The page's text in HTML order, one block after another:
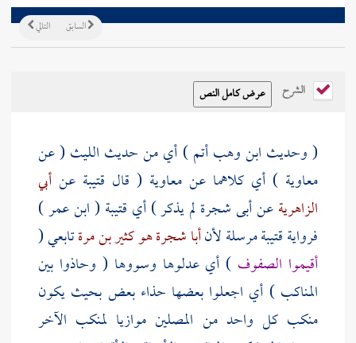
التالي السابق
الشرح
( وحديث ابن وهبأتم ) أي من حديث الليث ( عن
معاوية) أي كلاهما عن معاوية ( قال قتيبة عن أبي
الزاهريةعنأبى شجرة لم يذكر ) أي قتيبة (ابن عمر)
فروايةقتيبةمرسلة لأنأبا شجرة هو كثير بن مرةتابعي (
أقيموا الصفوف ) أي عدلوها وسووها ( وحاذوا بين
المناكب ) أي اجعلوا بعضها حذاء بعض بحيث يكون
منكب كل واحد من المصلين موازيا لمنكب الآخر